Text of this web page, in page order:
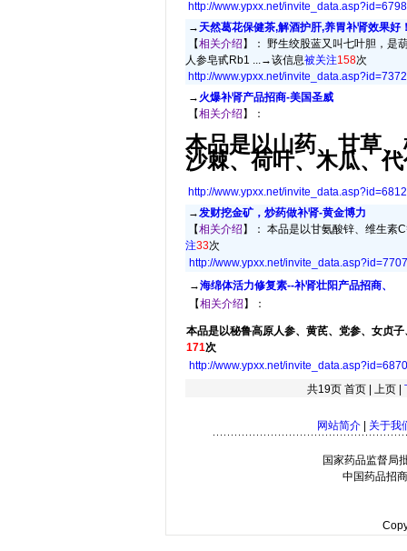
http://www.ypxx.net/invite_data.asp?id=
→ 天然葛花保健茶,解酒护肝,养胃补肾效果好
【相关介绍 】： 野生绞股蓝又叫七叶胆，
人参皂甙Rb1 ...→该信息被关注158次
http://www.ypxx.net/invite_data.asp?id=
→ 火爆补肾产品招商-美国圣威
【相关介绍 】：
本品是以山药、甘草
沙棘、荷叶、木瓜、
http://www.ypxx.net/invite_data.asp?id=
→发财挖金矿，炒药做补肾-黄金博力
【相关介绍 】： 本品是以甘氨酸锌、维生素
注33次
http://www.ypxx.net/invite_data.asp?id=
→海绵体活力修复素--补肾壮阳产品招商、
【相关介绍 】：
本品是以秘鲁高原人参、黄芪、党参、女贞
171次
http://www.ypxx.net/invite_data.asp?id=
共19页 首页 | 上页 |
网站简介| 关于我
国家药品监督局
中国药品招